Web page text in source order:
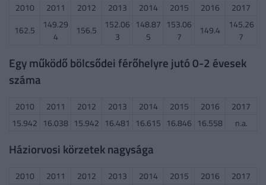
2010 2011 2012 2013 2014 2015 2016
2017
162.5
149.29
4
156.5
152.06
3
148.87
5
153.06
7
149.4
145.26
7
Egy működő bölcsődei férőhelyre jutó 0-2 évesek
száma
2010 2011 2012 2013 2014 2015 2016
2017
15.942 16.038 15.942 16.481 16.615 16.846 16.558 n.a.
Háziorvosi körzetek nagysága
2010 2011 2012 2013 2014 2015 2016
2017